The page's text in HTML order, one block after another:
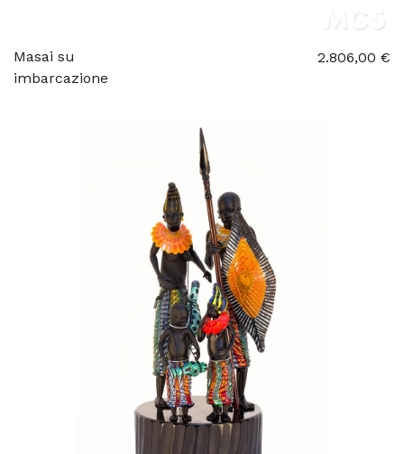
Masai su
imbarcazione
2.806,00 €